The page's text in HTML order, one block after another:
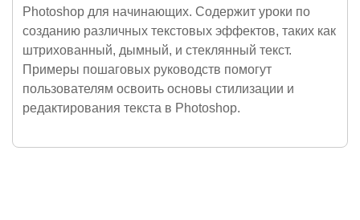
Photoshop для начинающих. Содержит уроки по
созданию различных текстовых эффектов, таких как
штрихованный, дымный, и стеклянный текст.
Примеры пошаговых руководств помогут
пользователям освоить основы стилизации и
редактирования текста в Photoshop.